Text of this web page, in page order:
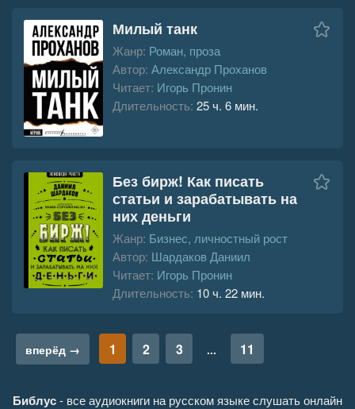
Милый танк
Жанр: Роман, проза
Автор: Александр Проханов
Читает: Игорь Пронин
Длительность: 25 ч. 6 мин.
Без бирж! Как писать
статьи и зарабатывать на
них деньги
Жанр: Бизнес, личностный рост
Автор: Шардаков Даниил
Читает: Игорь Пронин
Длительность: 10 ч. 22 мин.
вперёд → 1 2 3 ... 11
Библус- все аудиокниги на русском языке слушать онлайн